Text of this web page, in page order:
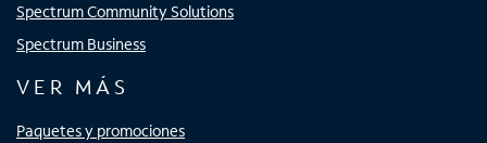
Spectrum Community Solutions
Spectrum Business
VER MÁS
Paquetes y promociones